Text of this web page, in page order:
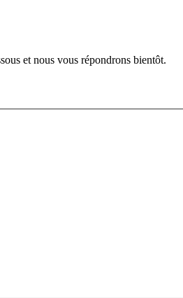
et nous vous répondrons bientôt.